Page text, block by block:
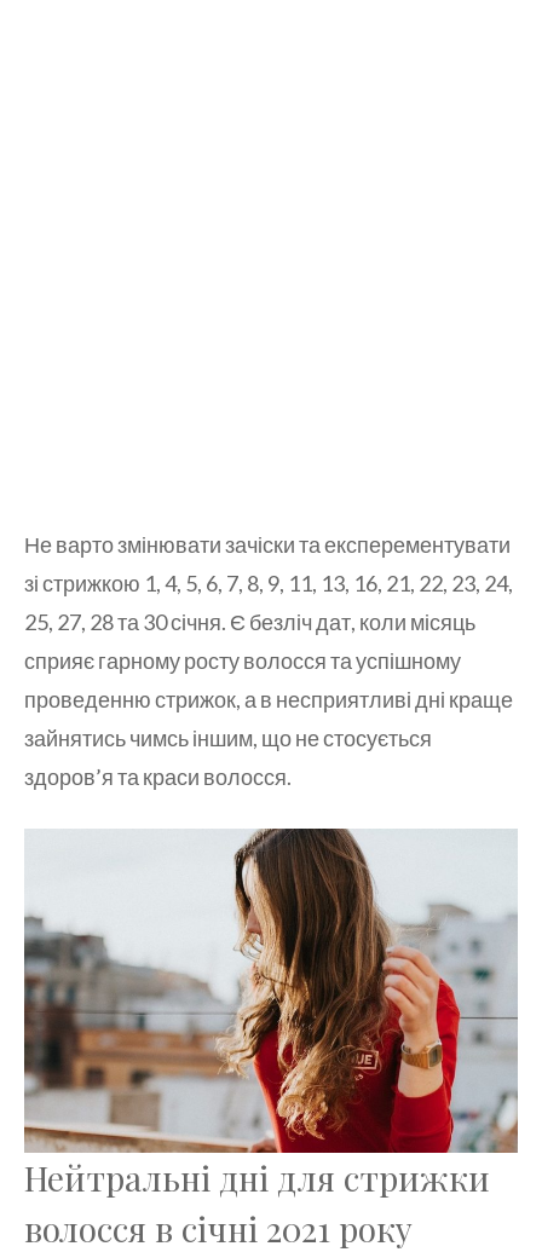
Не варто змінювати зачіски та експерементувати
зі стрижкою 1, 4, 5, 6, 7, 8, 9, 11, 13, 16, 21, 22, 23, 24,
25, 27, 28 та 30 січня. Є безліч дат, коли місяць
сприяє гарному росту волосся та успішному
проведенню стрижок, а в несприятливі дні краще
зайнятись чимсь іншим, що не стосується
здоров’я та краси волосся.
Нейтральні дні для стрижки
волосся в січні 2021 року